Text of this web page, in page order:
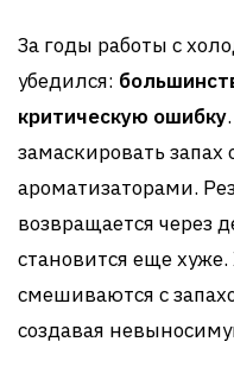
За годы работы с
убедился:
критическую ошибку
замаскировать
ароматизаторами.
возвращается через
становится еще
смешиваются с
создавая